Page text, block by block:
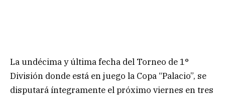
La undécima y última fecha del Torneo de 1°
División donde está en juego la Copa “Palacio”, se
disputará íntegramente el próximo viernes en tres